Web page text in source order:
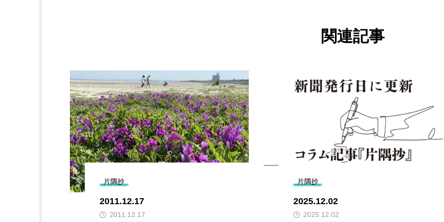
関連記事
片隅抄
2011.12.17
2011.12.17
片隅抄
2025.12.02
2025.12.02